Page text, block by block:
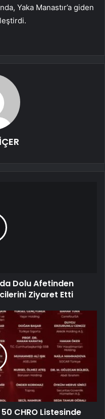
Yaka Manastır’a giden
Dolu Afetinden
Ziyaret Etti
CHRO Listesinde